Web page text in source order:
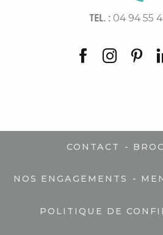
TEL. : 04 94 55
CONTACT -
NOS ENGAGEMENTS -
POLITIQUE DE